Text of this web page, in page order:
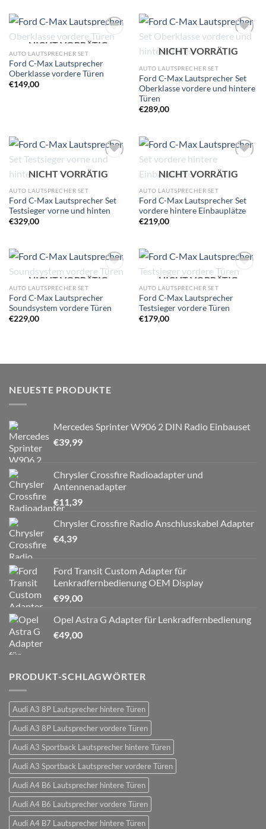
Zu
Wunschliste
hinzufügen
NICHT VORRÄTIG
AUTO LAUTSPRECHER SET
Ford C-Max Lautsprecher
Oberklasse vordere Türen
€149,00
Wunschliste
NICHT VORRÄTIG
AUTO LAUTSPRECHER SET
Ford C-Max Lautsprecher Set
Oberklasse vordere und hintere
Türen
€289,00
Wunschliste
NICHT VORRÄTIG
AUTO LAUTSPRECHER SET
Ford C-Max Lautsprecher Set
Testsieger vorne und hinten
€329,00
Wunschliste
NICHT VORRÄTIG
AUTO LAUTSPRECHER SET
Ford C-Max Lautsprecher Set
vordere hintere Einbauplätze
€219,00
Zu
Wunschliste
hinzufügen
NICHT VORRÄTIG
AUTO LAUTSPRECHER SET
Ford C-Max Lautsprecher
Soundsystem vordere Türen
€229,00
Zu
Wunschliste
hinzufügen
NICHT VORRÄTIG
AUTO LAUTSPRECHER SET
Ford C-Max Lautsprecher
Testsieger vordere Türen
€179,00
NEUESTE PRODUKTE
Mercedes Sprinter W906 2 DIN Radio Einbauset
€39,99
Chrysler Crossfire Radioadapter und
Antennenadapter
€11,39
Chrysler Crossfire Radio Anschlusskabel Adapter
€4,39
Ford Transit Custom Adapter für
Lenkradfernbedienung OEM Display
€99,00
Opel Astra G Adapter für Lenkradfernbedienung
€49,00
PRODUKT-SCHLAGWÖRTER
Audi A3 8P Lautsprecher hintere Türen
Audi A3 8P Lautsprecher vordere Türen
Audi A3 Sportback Lautsprecher hintere Türen
Audi A3 Sportback Lautsprecher vordere Türen
Audi A4 B6 Lautsprecher hintere Türen
Audi A4 B6 Lautsprecher vordere Türen
Audi A4 B7 Lautsprecher hintere Türen